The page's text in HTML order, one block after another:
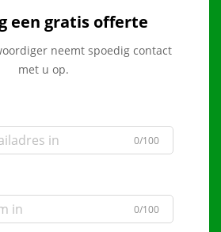
een gratis offerte
neemt spoedig contact
met u op.
0/100
0/100